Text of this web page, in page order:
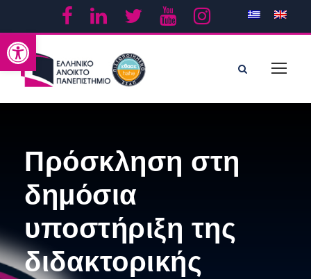
Ανοίξτε τη γραμμή εργαλείων
Πρόσκληση στη
δημόσια
υποστήριξη της
διδακτορικής